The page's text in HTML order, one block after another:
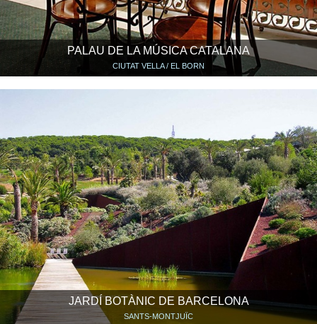
PALAU DE LA MÚSICA CATALANA
CIUTAT VELLA / EL BORN
JARDÍ BOTÀNIC DE BARCELONA
SANTS-MONTJUÏC